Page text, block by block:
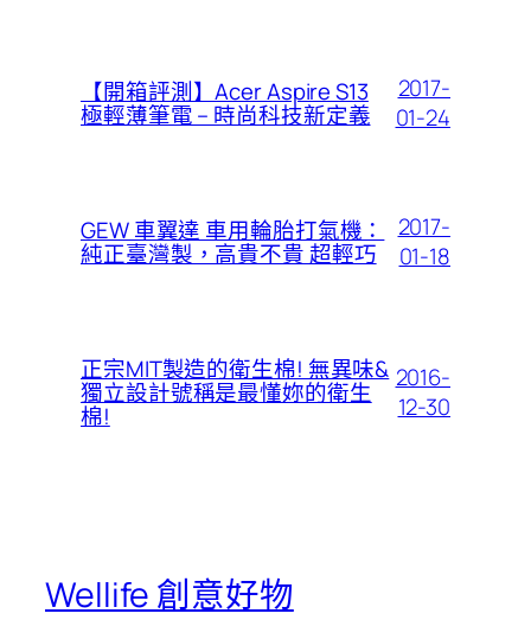
【開箱評測】Acer Aspire S13
極輕薄筆電 – 時尚科技新定義
2017-
01-24
GEW 車翼達 車用輪胎打氣機：
純正臺灣製，高貴不貴 超輕巧
2017-
01-18
正宗MIT製造的衛生棉! 無異味&
獨立設計號稱是最懂妳的衛生
棉!
2016-
12-30
Wellife 創意好物